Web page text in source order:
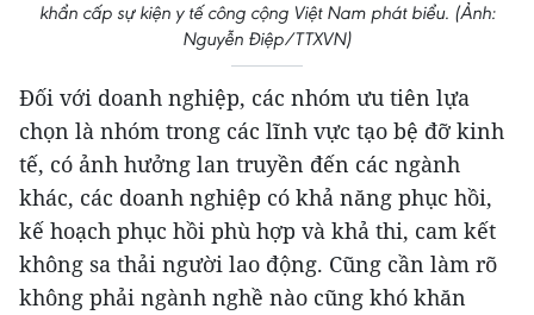
khẩn cấp sự kiện y tế công cộng Việt Nam phát biểu. (Ảnh:
Nguyễn Điệp/TTXVN)
Đối với doanh nghiệp, các nhóm ưu tiên lựa
chọn là nhóm trong các lĩnh vực tạo bệ đỡ kinh
tế, có ảnh hưởng lan truyền đến các ngành
khác, các doanh nghiệp có khả năng phục hồi,
kế hoạch phục hồi phù hợp và khả thi, cam kết
không sa thải người lao động. Cũng cần làm rõ
không phải ngành nghề nào cũng khó khăn